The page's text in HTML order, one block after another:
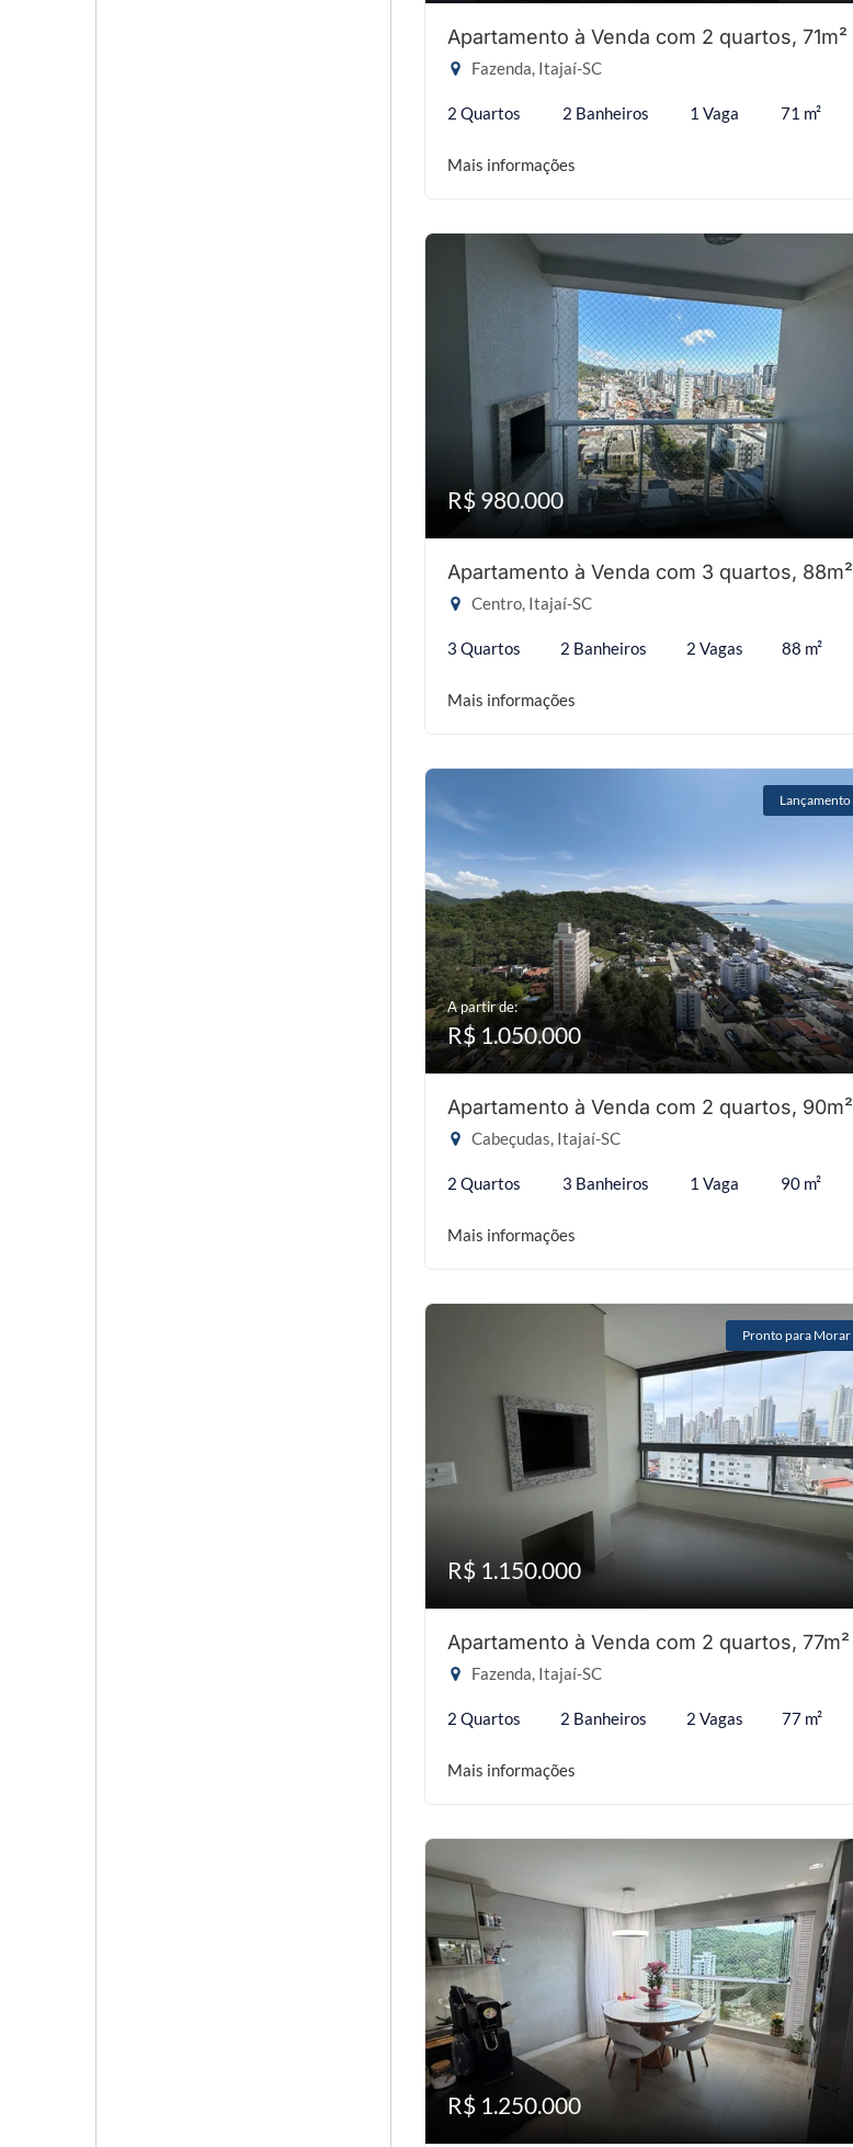
Apartamento à Venda com 2 quartos, 71m²
Fazenda, Itajaí-SC
2 Quartos 2 Banheiros 1 Vaga 71 m²
Mais informações
R$ 980.000
Apartamento à Venda com 3 quartos, 88m²
Centro, Itajaí-SC
3 Quartos 2 Banheiros 2 Vagas 88 m²
Mais informações
Lançamento
A partir de:
R$ 1.050.000
Apartamento à Venda com 2 quartos, 90m²
Cabeçudas, Itajaí-SC
2 Quartos 3 Banheiros 1 Vaga 90 m²
Mais informações
Pronto para Morar
R$ 1.150.000
Apartamento à Venda com 2 quartos, 77m²
Fazenda, Itajaí-SC
2 Quartos 2 Banheiros 2 Vagas 77 m²
Mais informações
R$ 1.250.000